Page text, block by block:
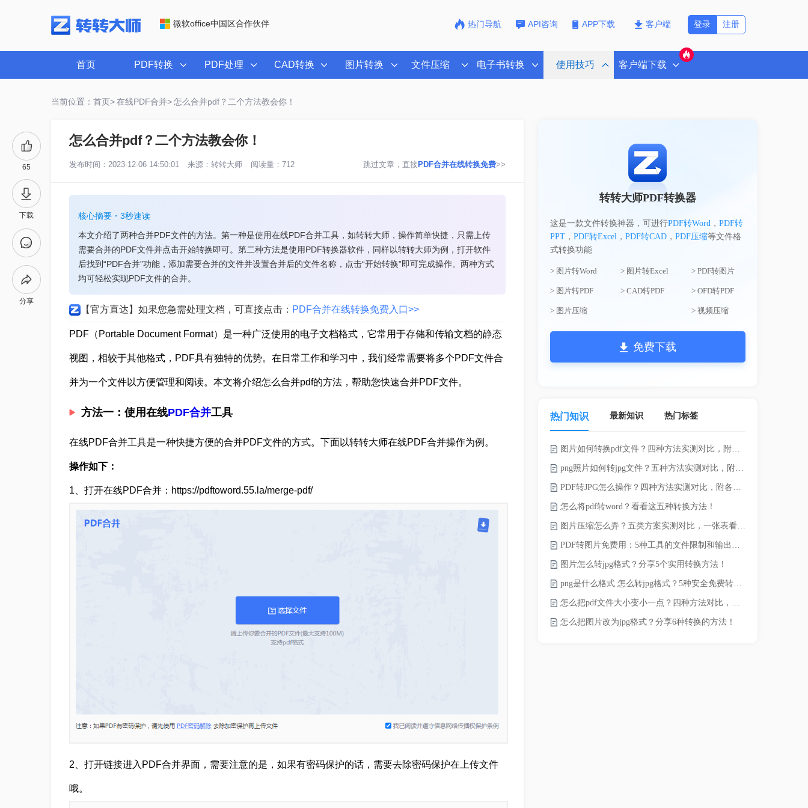
微软office中国区合作伙伴 热门导航 API咨询 APP下载 客户端 注册
登录
首页 PDF转换 PDF处理 CAD转换 图片转换 文件压缩 电子书转换 使用技巧 客户端下载
当前位置：首页> 在线PDF合并> 怎么合并pdf？二个方法教会你！
65
下载
分享
怎么合并pdf？二个方法教会你！
发布时间：2023-12-06 14:50:01 来源： 转转大师 阅读量：712 跳过文章，直接PDF合并在线转换免费>>
核心摘要・3秒速读
本文介绍了两种合并PDF文件的方法。第一种是使用在线PDF合并工具，如转转大师，操作简单快捷，只需上传
需要合并的PDF文件并点击开始转换即可。第二种方法是使用PDF转换器软件，同样以转转大师为例，打开软件
后找到“PDF合并”功能，添加需要合并的文件并设置合并后的文件名称，点击“开始转换”即可完成操作。两种方式
均可轻松实现PDF文件的合并。
【官方直达】如果您急需处理文档，可直接点击： PDF合并在线转换免费入口>>
PDF（Portable Document Format）是一种广泛使用的电子文档格式，它常用于存储和传输文档的静态
视图，相较于其他格式，PDF具有独特的优势。在日常工作和学习中，我们经常需要将多个PDF文件合
并为一个文件以方便管理和阅读。本文将介绍怎么合并pdf的方法，帮助您快速合并PDF文件。
方法一：使用在线PDF合并工具
在线PDF合并工具是一种快捷方便的合并PDF文件的方式。下面以转转大师在线PDF合并操作为例。
操作如下：
1、打开在线PDF合并：https://pdftoword.55.la/merge-pdf/
2、打开链接进入PDF合并界面，需要注意的是，如果有密码保护的话，需要去除密码保护在上传文件
哦。
转转大师PDF转换器
这是一款文件转换神器，可进行PDF转Word， PDF转
PPT， PDF转Excel， PDF转CAD， PDF压缩等文件格
式转换功能
> 图片转Word > 图片转Excel > PDF转图片
> 图片转PDF > CAD转PDF > OFD转PDF
> 图片压缩 > 视频压缩
免费下载
热门知识 最新知识 热门标签
图片如何转换pdf文件？四种方法实测对比，附各场景最优选！
png照片如何转jpg文件？五种方法实测对比，附各场景最优选!！
PDF转JPG怎么操作？四种方法实测对比，附各场景最优选！
怎么将pdf转word？看看这五种转换方法！
图片压缩怎么弄？五类方案实测对比，一张表看懂怎么选！
PDF转图片免费用：5种工具的文件限制和输出质量对比！
图片怎么转jpg格式？分享5个实用转换方法！
png是什么格式 怎么转jpg格式？5种安全免费转换方法全解析！
怎么把pdf文件大小变小一点？四种方法对比，一看就懂！
怎么把图片改为jpg格式？分享6种转换的方法！